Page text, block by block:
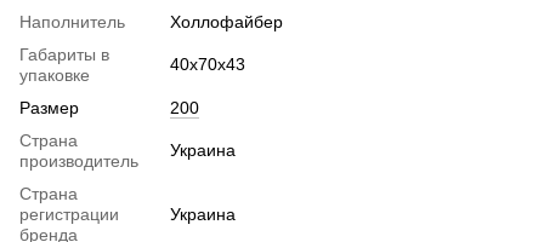
Наполнитель
Холлофайбер
Габариты в
упаковке
40х70х43
Размер
200
Страна
производитель
Украина
Страна
регистрации
бренда
Украина